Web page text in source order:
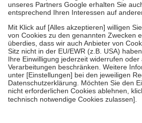
Bei Heilmitteln und häuslicher
Zuzahlung zehn Prozent der Kosten sowie
Verordnung.
Um das Engagement der Versicherten für
stärken und die besondere Stellung der
fallenkeine Zuzahlungenan bei:
• Kindern und Jugendlichen bis zum
mit Ausnahme der Fahrkosten
• Untersuchungen zur Vorsorge und
GKV getragen werden